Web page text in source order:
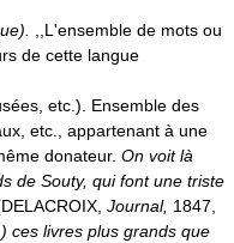
,,L'ensemble de mots ou
de cette langue
etc.). Ensemble des
etc., appartenant à une
donateur. On voit là
de Souty, qui font une triste
Journal, 1847,
ces livres plus grands que